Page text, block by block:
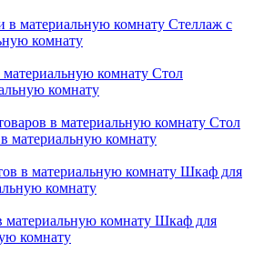
Стеллаж с
комнату
Стол
комнату
Стол
материальную комнату
Шкаф для
комнату
Шкаф для
комнату